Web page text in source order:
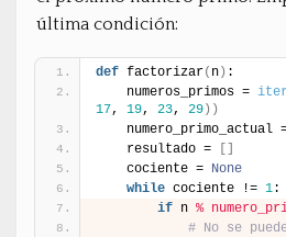
última condición:
def factorizar( n ) :
    numeros_primos =
iter
17, 19, 23, 29 ) )
numero_primo_actual
    resultado =
    cociente =
None
while cociente != 1:
if n %
# No se